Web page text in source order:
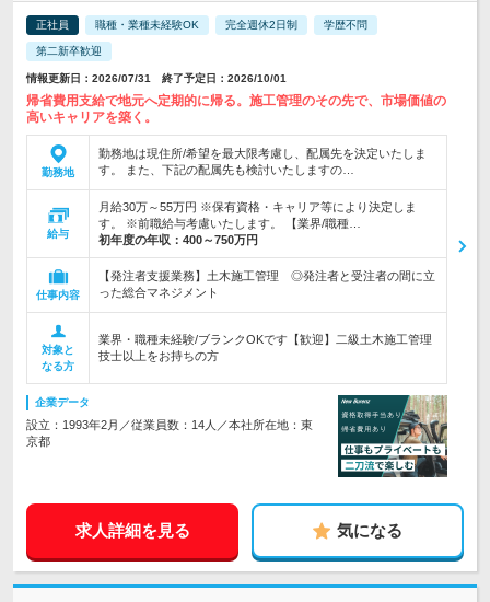
正社員 職種・業種未経験OK 完全週休2日制 学歴不問
第二新卒歓迎
情報更新日：2026/07/31 終了予定日：2026/10/01
帰省費用支給で地元へ定期的に帰る。施工管理のその先で、市場価値の
高いキャリアを築く。
勤務地
勤務地は現住所/希望を最大限考慮し、配属先を決定いたしま
す。 また、下記の配属先も検討いたしますの…
給与
月給30万～55万円 ※保有資格・キャリア等により決定しま
す。 ※前職給与考慮いたします。 【業界/職種…
初年度の年収： 400～750万円
仕事内容
【発注者支援業務】土木施工管理 ◎発注者と受注者の間に立
った総合マネジメント
対象と
なる方
業界・職種未経験/ブランクOKです【歓迎】二級土木施工管理
技士以上をお持ちの方
企業データ
設立：1993年2月／従業員数：14人／本社所在地：東
京都
求人詳細を見る 気になる